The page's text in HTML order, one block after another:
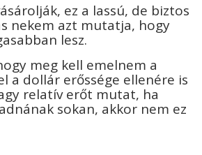
ez a lassú, de biztos
nekem azt mutatja, hogy
lesz.
meg kell emelnem a
a dollár erőssége ellenére is
relatív erőt mutat, ha
sokan, akkor nem ez